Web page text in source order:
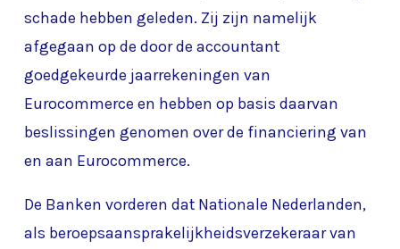
schade hebben geleden. Zij zijn namelijk
afgegaan op de door de accountant
goedgekeurde jaarrekeningen van
Eurocommerce en hebben op basis daarvan
beslissingen genomen over de financiering van
en aan Eurocommerce.
De Banken vorderen dat Nationale Nederlanden,
als beroepsaansprakelijkheidsverzekeraar van